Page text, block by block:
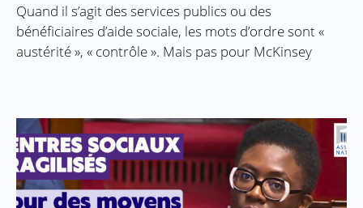
Quand il s’agit des services publics ou des
bénéficiaires d’aide sociale, les mots d’ordre sont «
austérité », « contrôle ». Mais pas pour McKinsey